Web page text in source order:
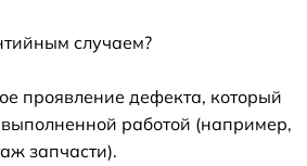
случаем?
проявление дефекта, который
работой (например,
запчасти).